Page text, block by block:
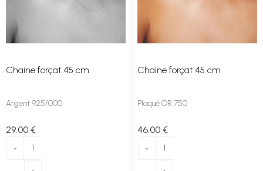
Chaine forçat 45 cm
Argent 925/000
29.00 €
Chaine forçat 45 cm
Plaqué OR 750
46.00 €